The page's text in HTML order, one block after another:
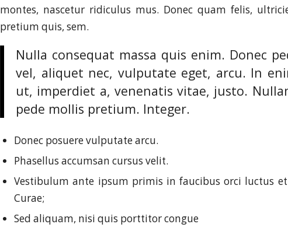
montes, nascetur ridiculus mus. Donec quam felis,
pretium quis, sem.
Nulla consequat massa quis enim. Donec
vel, aliquet nec, vulputate eget, arcu. In
ut, imperdiet a, venenatis vitae, justo.
pede mollis pretium. Integer.
Donec posuere vulputate arcu.
Phasellus accumsan cursus velit.
Vestibulum ante ipsum primis in faucibus orci luctus
Curae;
Sed aliquam, nisi quis porttitor congue